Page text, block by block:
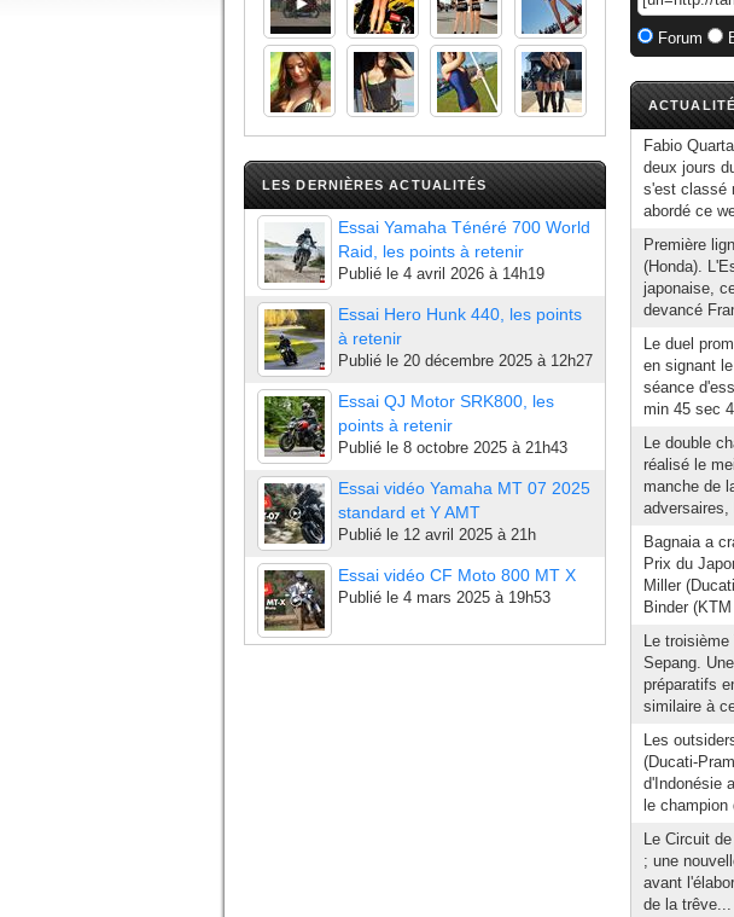
LES DERNIÈRES ACTUALITÉS
Essai Yamaha Ténéré 700 World
Raid, les points à retenir
Publié le 4 avril 2026 à 14h19
Essai Hero Hunk 440, les points
à retenir
Publié le 20 décembre 2025 à 12h27
Essai QJ Motor SRK800, les
points à retenir
Publié le 8 octobre 2025 à 21h43
Essai vidéo Yamaha MT 07 2025
standard et Y AMT
Publié le 12 avril 2025 à 21h
Essai vidéo CF Moto 800 MT X
Publié le 4 mars 2025 à 19h53
Forum
Fabio
deux jours
s'est classé
abordé ce
Première
(Honda).
japonaise,
devancé
Le duel
en signant
séance
min 45 sec
Le double
réalisé le
manche de
adversaires,
Bagnaia a
Prix du
Miller
Binder
Le
Sepang.
préparatifs
similaire à
Les
(Ducati-
d'Indonésie
le
Le Circuit
; une
avant
de la trêve...